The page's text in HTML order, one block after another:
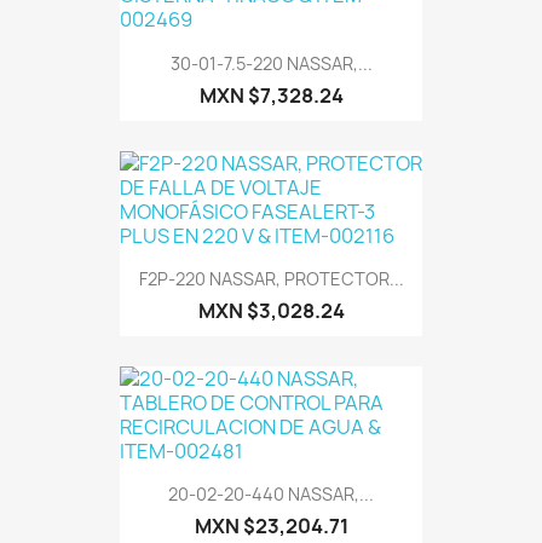
30-01-7.5-220 NASSAR,...
MXN $7,328.24
F2P-220 NASSAR, PROTECTOR...
MXN $3,028.24
20-02-20-440 NASSAR,...
MXN $23,204.71